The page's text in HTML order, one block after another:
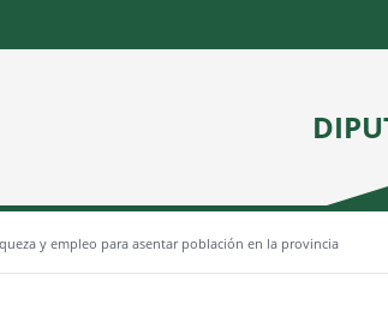
y empleo para asentar población en la provincia